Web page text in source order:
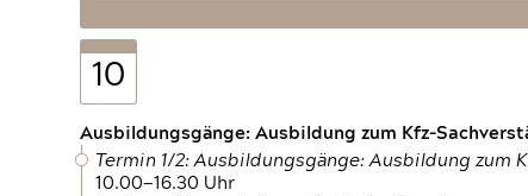
10
Ausbildungsgänge: Ausbildung zum Kfz-
Termin 1/2: Ausbildungsgänge: Ausbildung zum
10.00—16.30 Uhr